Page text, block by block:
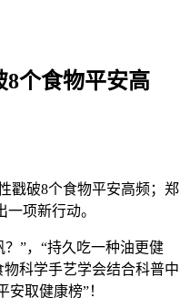
8个食物平安高
破8个食物平安高频；郑
项新行动。
”，“持久吃一种油更健
科学手艺学会结合科普中
安取健康榜”！